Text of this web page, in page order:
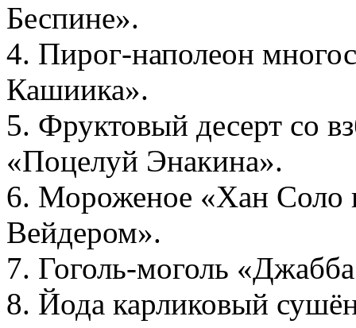
Беспине».
4. Пирог-наполеон
Кашиика».
5. Фруктовый десерт со
«Поцелуй Энакина».
6. Мороженое «Хан Соло
Вейдером».
7. Гоголь-моголь
8. Йода карликовый